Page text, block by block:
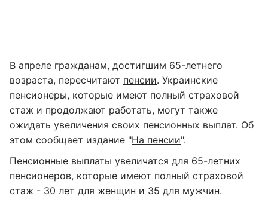
В апреле гражданам, достигшим 65-летнего
возраста, пересчитают пенсии. Украинские
пенсионеры, которые имеют полный страховой
стаж и продолжают работать, могут также
ожидать увеличения своих пенсионных выплат. Об
этом сообщает издание "На пенсии".
Пенсионные выплаты увеличатся для 65-летних
пенсионеров, которые имеют полный страховой
стаж - 30 лет для женщин и 35 для мужчин.